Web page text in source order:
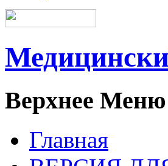
Верхнее Меню
Главная